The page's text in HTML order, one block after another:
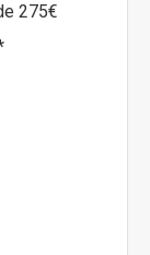
275€